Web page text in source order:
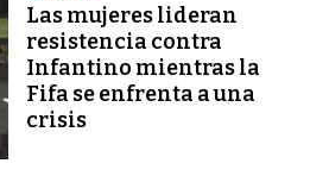
Las mujeres lideran
resistencia contra
Infantino mientras la
Fifa se enfrenta a una
crisis